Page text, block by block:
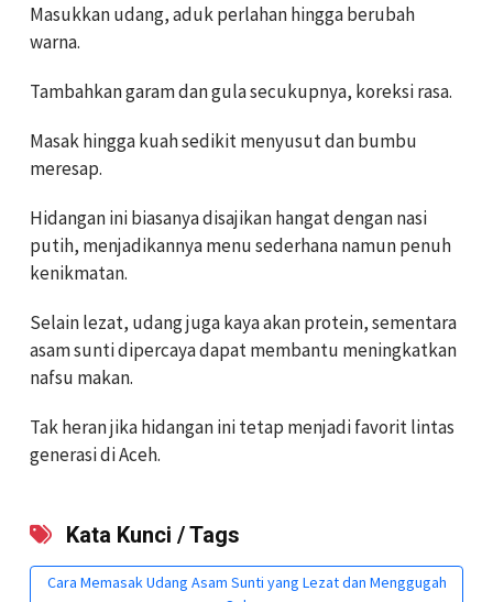
Masukkan udang, aduk perlahan hingga berubah
warna.
Tambahkan garam dan gula secukupnya, koreksi rasa.
Masak hingga kuah sedikit menyusut dan bumbu
meresap.
Hidangan ini biasanya disajikan hangat dengan nasi
putih, menjadikannya menu sederhana namun penuh
kenikmatan.
Selain lezat, udang juga kaya akan protein, sementara
asam sunti dipercaya dapat membantu meningkatkan
nafsu makan.
Tak heran jika hidangan ini tetap menjadi favorit lintas
generasi di Aceh.
Kata Kunci / Tags
Cara Memasak Udang Asam Sunti yang Lezat dan Menggugah